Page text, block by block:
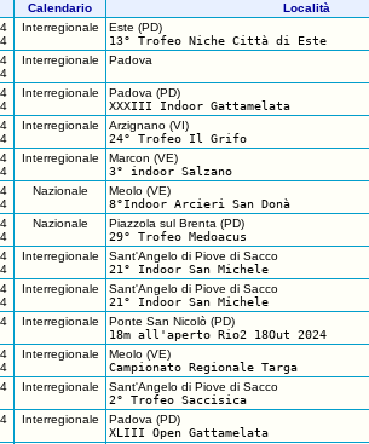
Calendario
Località
Interregionale
Este (PD)
13° Trofeo Niche Città di Este
Interregionale Padova
Interregionale
Padova (PD)
XXXIII Indoor Gattamelata
Interregionale
Arzignano (VI)
24° Trofeo Il Grifo
Interregionale
Marcon (VE)
3° indoor Salzano
Nazionale
Meolo (VE)
8°Indoor Arcieri San Donà
Nazionale
Piazzola sul Brenta (PD)
29° Trofeo Medoacus
Interregionale
Sant'Angelo di Piove di Sacco
21° Indoor San Michele
Interregionale
Sant'Angelo di Piove di Sacco
21° Indoor San Michele
Interregionale
Ponte San Nicolò (PD)
18m all'aperto Rio2 18Out 2024
Interregionale
Meolo (VE)
Campionato Regionale Targa
Interregionale
Sant'Angelo di Piove di Sacco
2° Trofeo Saccisica
Interregionale
Padova (PD)
XLIII Open Gattamelata